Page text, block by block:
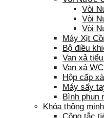
Vòi
Vòi
Vòi
Máy Xịt
Bộ điều
Van xả
Van xả
Hộp cấp
Máy sấy
Bình phun
Khóa thông